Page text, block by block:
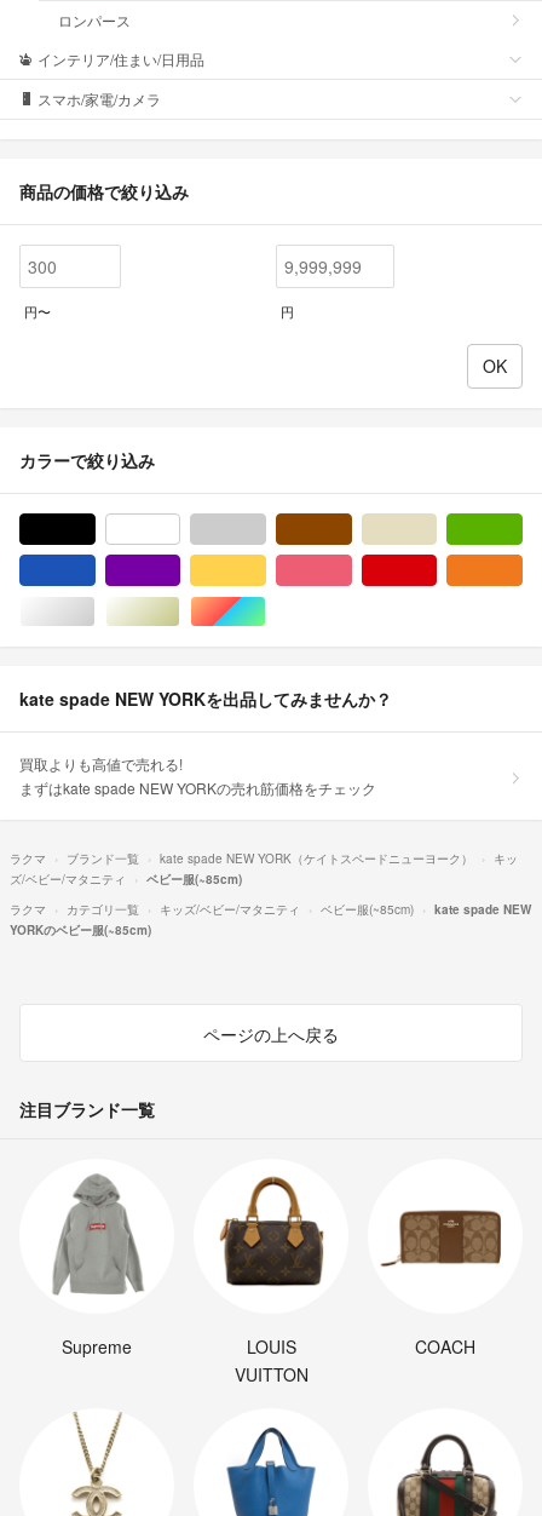
ロンパース
インテリア/住まい/日用品
スマホ/家電/カメラ
商品の価格で絞り込み
円〜 円
カラーで絞り込み
シルバー/銀色系ゴールド/金色系マルチカラー
kate spade NEW YORKを出品してみませんか？
買取よりも高値で売れる!
まずはkate spade NEW YORKの売れ筋価格をチェック
ラクマ ブランド一覧 kate spade NEW YORK（ケイトスペードニューヨーク）
キッ
ズ/ベビー/マタニティ
ベビー服(~85cm)
ラクマ
カテゴリ一覧 キッズ/ベビー/マタニティ ベビー服(~85cm)
kate spade NEW
YORKのベビー服(~85cm)
ページの上へ戻る
注目ブランド一覧
Supreme
LOUIS
VUITTON
COACH